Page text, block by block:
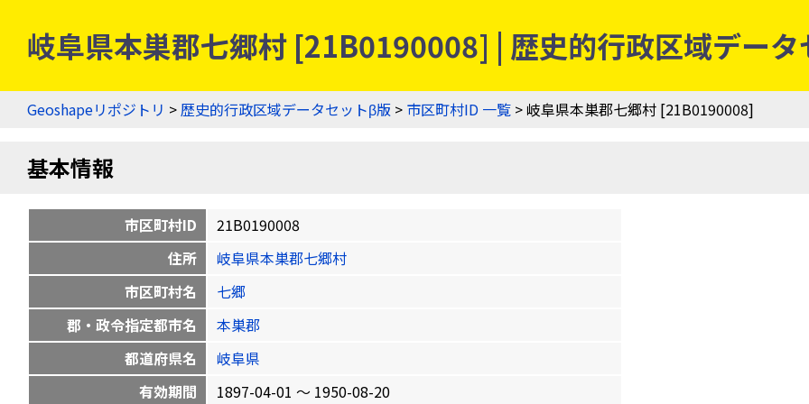
岐阜県本巣郡七郷村 [21B0190008] | 歴史的行政区域デー
Geoshapeリポジトリ >歴史的行政区域データセットβ版 > 市区町村ID 一覧 > 岐阜県本巣郡七郷村 [21B0190008]
基本情報
市区町村ID
21B0190008
住所
岐阜県本巣郡七郷村
市区町村名
七郷
郡・政令指定都市名
本巣郡
都道府県名
岐阜県
有効期間
1897-04-01 〜 1950-08-20